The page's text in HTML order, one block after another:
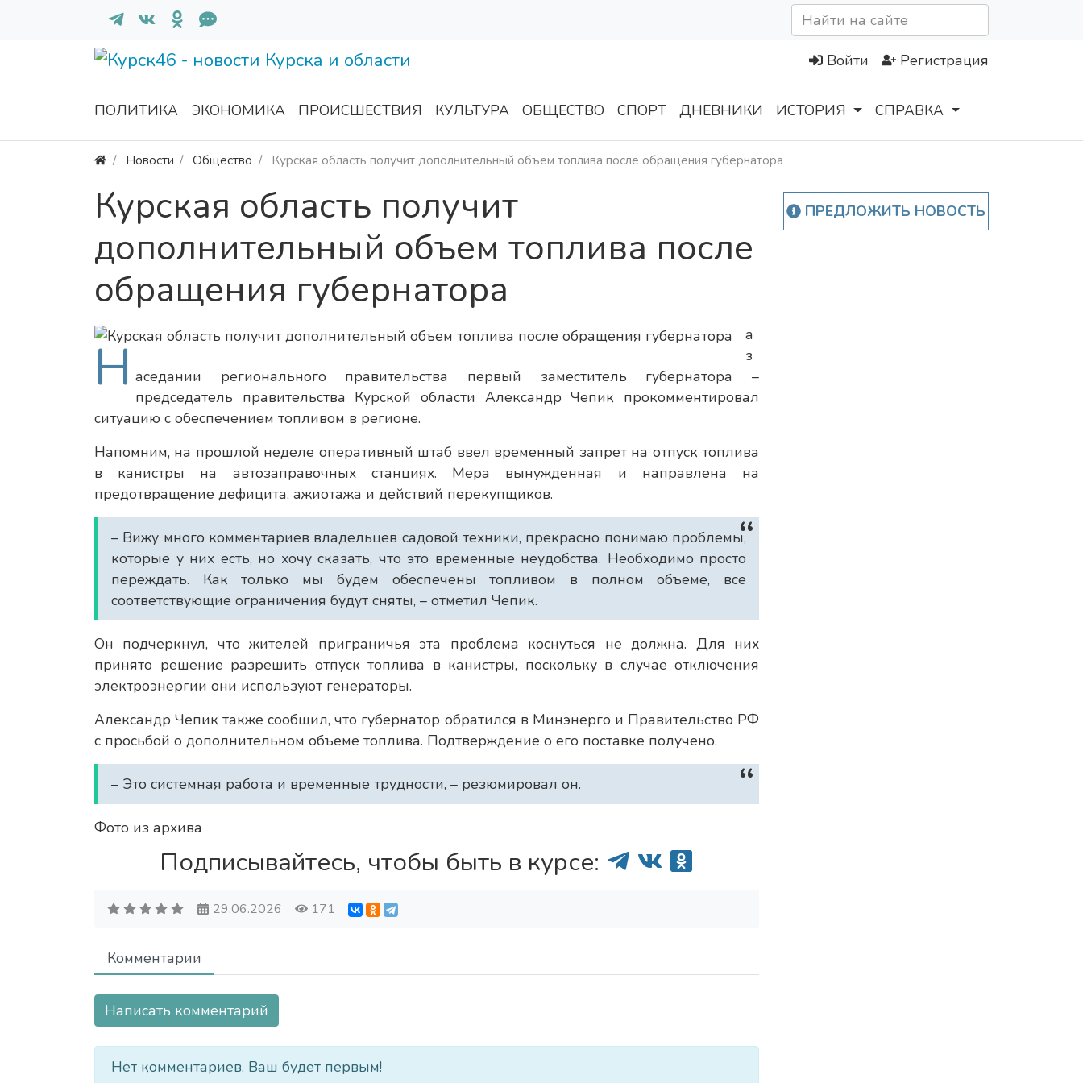
Войти Регистрация
ПОЛИТИКА ЭКОНОМИКА ПРОИСШЕСТВИЯ КУЛЬТУРА ОБЩЕСТВО СПОРТ ДНЕВНИКИ ИСТОРИЯ СПРАВКА
Новости Общество Курская область получит дополнительный объем топлива после обращения губернатора
Курская область получит
дополнительный объем топлива после
обращения губернатора
Н
а
з
аседании регионального правительства первый заместитель губернатора –
председатель правительства Курской области Александр Чепик прокомментировал
ситуацию с обеспечением топливом в регионе.
Напомним, на прошлой неделе оперативный штаб ввел временный запрет на отпуск топлива
в канистры на автозаправочных станциях. Мера вынужденная и направлена на
предотвращение дефицита, ажиотажа и действий перекупщиков.
– Вижу много комментариев владельцев садовой техники, прекрасно понимаю проблемы,
которые у них есть, но хочу сказать, что это временные неудобства. Необходимо просто
переждать. Как только мы будем обеспечены топливом в полном объеме, все
соответствующие ограничения будут сняты, – отметил Чепик.
Он подчеркнул, что жителей приграничья эта проблема коснуться не должна. Для них
принято решение разрешить отпуск топлива в канистры, поскольку в случае отключения
электроэнергии они используют генераторы.
Александр Чепик также сообщил, что губернатор обратился в Минэнерго и Правительство РФ
с просьбой о дополнительном объеме топлива. Подтверждение о его поставке получено.
– Это системная работа и временные трудности, – резюмировал он.
Фото из архива
Подписывайтесь, чтобы быть в курсе:
29.06.2026 171
Комментарии
Написать комментарий
Нет комментариев. Ваш будет первым!
ПРЕДЛОЖИТЬ НОВОСТЬ